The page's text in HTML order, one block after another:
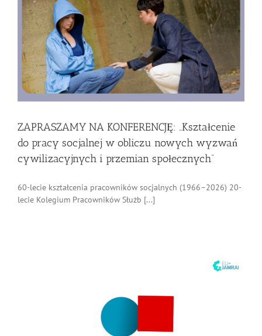
ZAPRASZAMY NA KONFERENCJĘ: „Kształcenie
do pracy socjalnej w obliczu nowych wyzwań
cywilizacyjnych i przemian społecznych”
60-lecie kształcenia pracowników socjalnych (1966–2026) 20-
lecie Kolegium Pracowników Służb [...]